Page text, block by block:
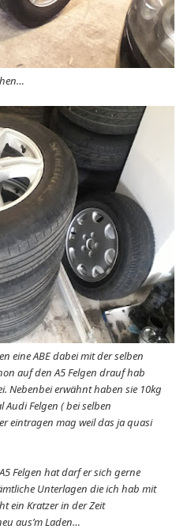
eine ABE dabei mit der selben
auf den A5 Felgen drauf hab
Nebenbei erwähnt haben sie 10kg
Felgen ( bei selben
eintragen mag weil das ja quasi
Felgen hat darf er sich gerne
Unterlagen die ich hab mit
ein Kratzer in der Zeit
aus’m Laden…